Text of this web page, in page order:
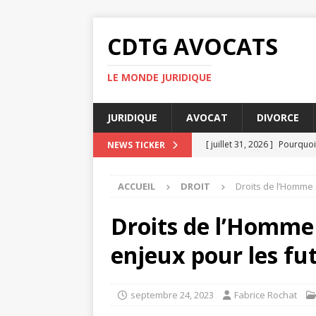
CDTG AVOCATS
LE MONDE JURIDIQUE
JURIDIQUE AVOCAT DIVORCE
NEWS TICKER [ juillet 31, 2026 ]
[ juillet 23, 2026 ] Taxe
[ juillet 19, 2026 ]
ACCUEIL DROIT Droits de
Droits de
enjeux pour les
septembre 24, 2023 Fabrice Rochat